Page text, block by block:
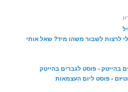
לרצות לשבור משהו מיד? שאל אותי
בהייטק - פוסט לגברים בהייטק
- פוסט ליום העצמאות